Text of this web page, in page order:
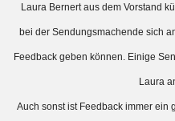
Laura Bernert aus dem Vorstand
bei der Sendungsmachende sich
Feedback geben können. Einige
Laura
Auch sonst ist Feedback immer ein